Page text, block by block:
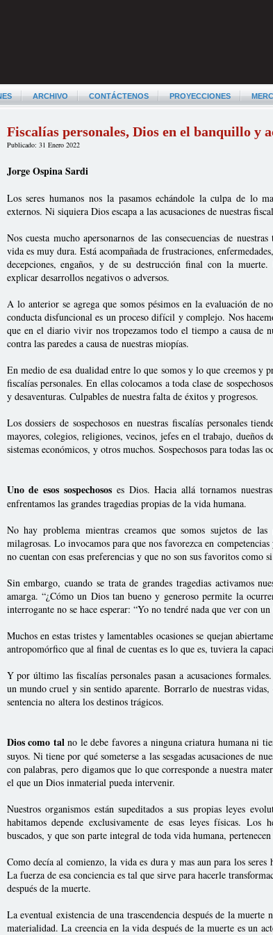
ARCHIVO CONTÁCTENOS PROYECCIONES
Fiscalías personales, Dios en el banquillo y
Publicado: 31 Enero 2022
Jorge Ospina Sardi
Los seres humanos nos la pasamos echándole la culpa de lo
externos. Ni siquiera Dios escapa a las acusaciones de nuestras
Nos cuesta mucho apersonarnos de las consecuencias de
vida es muy dura. Está acompañada de frustraciones,
decepciones, engaños, y de su destrucción final con la muerte.
explicar desarrollos negativos o adversos.
A lo anterior se agrega que somos pésimos en la evaluación de
conducta disfuncional es un proceso difícil y complejo. Nos
que en el diario vivir nos tropezamos todo el tiempo a causa de
contra las paredes a causa de nuestras miopías.
En medio de esa dualidad entre lo que somos y lo que creemos y
fiscalías personales. En ellas colocamos a toda clase de
y desaventuras. Culpables de nuestra falta de éxitos y progresos.
Los dossiers de sospechosos en nuestras fiscalías personales
mayores, colegios, religiones, vecinos, jefes en el trabajo, dueños
sistemas económicos, y otros muchos. Sospechosos para todas las
Uno de esos sospechososes Dios. Hacia allá tornamos
enfrentamos las grandes tragedias propias de la vida humana.
No hay problema mientras creamos que somos sujetos de
milagrosas. Lo invocamos para que nos favorezca en
no cuentan con esas preferencias y que no son sus favoritos como
Sin embargo, cuando se trata de grandes tragedias activamos
amarga. “¿Cómo un Dios tan bueno y generoso permite la
interrogante no se hace esperar: “Yo no tendré nada que ver con
Muchos en estas tristes y lamentables ocasiones se quejan
antropomórfico que al final de cuentas es lo que es, tuviera la
Y por último las fiscalías personales pasan a acusaciones
un mundo cruel y sin sentido aparente. Borrarlo de nuestras
sentencia no altera los destinos trágicos.
Dios como talno le debe favores a ninguna criatura humana ni
suyos. Ni tiene por qué someterse a las sesgadas acusaciones de
con palabras, pero digamos que lo que corresponde a nuestra
el que un Dios inmaterial pueda intervenir.
Nuestros organismos están supeditados a sus propias leyes
habitamos depende exclusivamente de esas leyes físicas.
buscados, y que son parte integral de toda vida humana,
Como decía al comienzo, la vida es dura y mas aun para los
La fuerza de esa conciencia es tal que sirve para hacerle
después de la muerte.
La eventual existencia de una trascendencia después de la muerte
materialidad. La creencia en la vida después de la muerte es un